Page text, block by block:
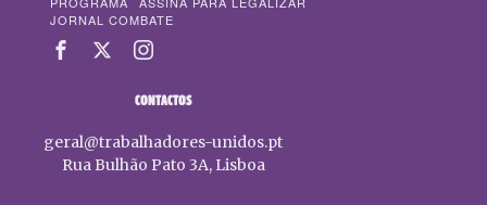
JORNAL COMBATE
CONTACTOS
geral@trabalhadores-unidos.pt
Rua Bulhão Pato 3A, Lisboa